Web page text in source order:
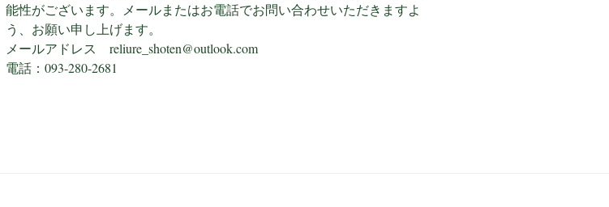
能性がございます。メールまたはお電話でお問い合わせいただきますよ
う、お願い申し上げます。
メールアドレス reliure_shoten@outlook.com
電話：093-280-2681